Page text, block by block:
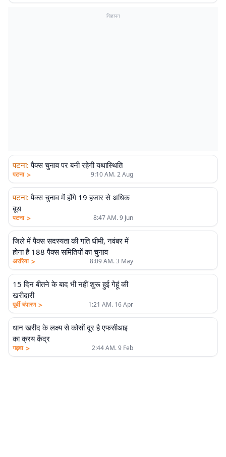
विज्ञापन
पटना: पैक्स चुनाव पर बनी रहेगी यथास्थिति
पटना > 9:10 AM. 2 Aug
पटना: पैक्स चुनाव में होंगे 19 हजार से अधिक
बूथ
पटना > 8:47 AM. 9 Jun
जिले में पैक्स सदस्यता की गति धीमी, नवंबर में
होना है 188 पैक्स समितियों का चुनाव
अररिया > 8:09 AM. 3 May
15 दिन बीतने के बाद भी नहीं शुरू हुई गेहूं की
खरीदारी
पूर्वी चंपारण > 1:21 AM. 16 Apr
धान खरीद के लक्ष्य से कोसों दूर है एफसीआइ
का क्रय केंद्र
गढ़वा > 2:44 AM. 9 Feb